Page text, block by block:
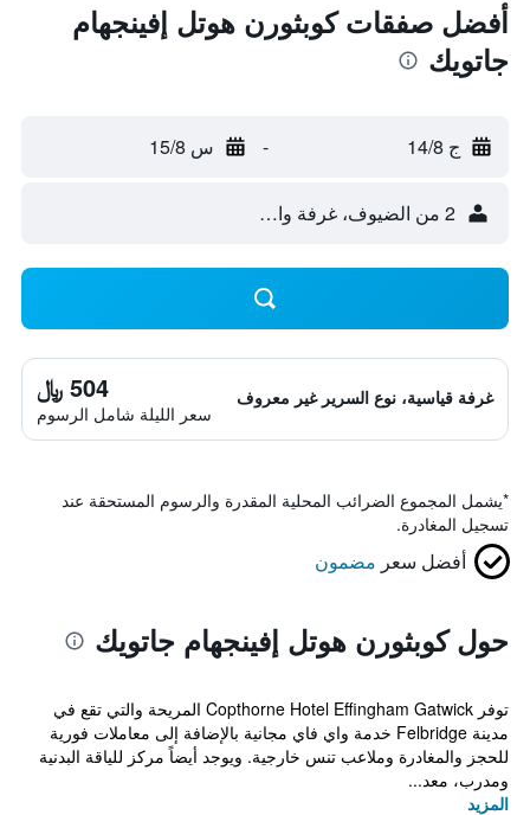
أفضل صفقات كوبثورن هوتل إفينجهام
جاتويك
ج 14/8 - س 15/8
2 من الضيوف، غرفة واحدة
غرفة قياسية، نوع السرير غير معروف 504 ﷼
سعر الليلة شامل الرسوم
*يشمل المجموع الضرائب المحلية المقدرة والرسوم المستحقة عند
تسجيل المغادرة.
أفضل سعر مضمون
حول كوبثورن هوتل إفينجهام جاتويك
توفر Copthorne Hotel Effingham Gatwick المريحة والتي تقع في
مدينة Felbridge خدمة واي فاي مجانية بالإضافة إلى معاملات فورية
للحجز والمغادرة وملاعب تنس خارجية. ويوجد أيضاً مركز للياقة البدنية
ومدرب، معد...
المزيد